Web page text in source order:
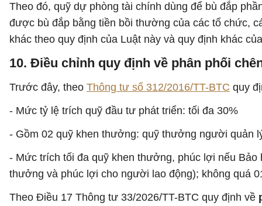
Theo đó, quỹ dự phòng tài chính dùng để bù đắp
được bù đắp bằng tiền bồi thường của các tổ chức,
khác theo quy định của Luật này và quy định khác
10. Điều chỉnh quy định về phân phối
Trước đây, theo Thông tư số 312/2016/TT-BTC quy
- Mức tỷ lệ trích quỹ đầu tư phát triển: tối đa 30%
- Gồm 02 quỹ khen thưởng: quỹ thưởng người quản
- Mức trích tối đa quỹ khen thưởng, phúc lợi nếu
thưởng và phúc lợi cho người lao động); không quá
Theo Điều 17 Thông tư 33/2026/TT-BTC quy định về